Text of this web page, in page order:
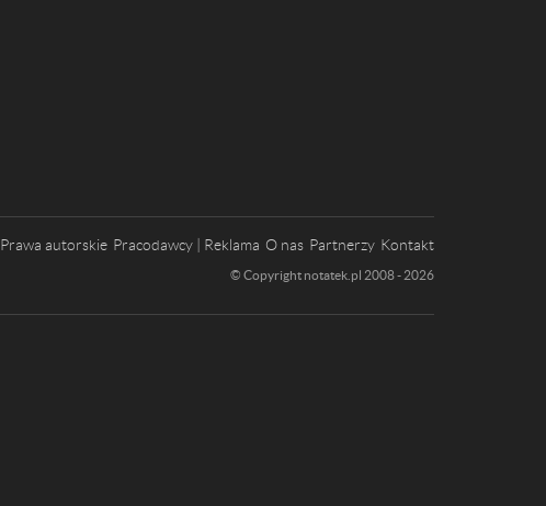
Prawa autorskie Pracodawcy | Reklama O nas Partnerzy Kontakt
© Copyright notatek.pl 2008 - 2026